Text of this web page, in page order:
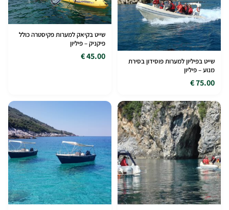
שייט בפיליון למערות פוסידון בסירת
מנוע – פיליון
75.00 €
שייט בקיאק למערות פקיסטרה כולל
פיקניק – פיליון
45.00 €